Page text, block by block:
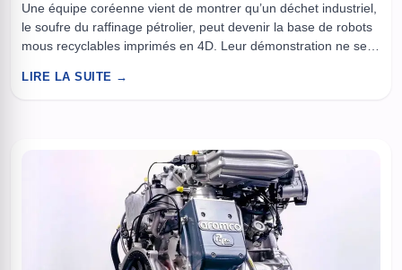
Une équipe coréenne vient de montrer qu’un déchet industriel,
le soufre du raffinage pétrolier, peut devenir la base de robots
mous recyclables imprimés en 4D. Leur démonstration ne se
d’impression capable de produire des structures qui se
LIRE LA SUITE →